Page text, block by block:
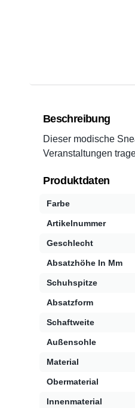
Beschreibung
Dieser modische
Veranstaltungen
Produktdaten
Farbe
Artikelnummer
Geschlecht
Absatzhöhe In Mm
Schuhspitze
Absatzform
Schaftweite
Außensohle
Material
Obermaterial
Innenmaterial